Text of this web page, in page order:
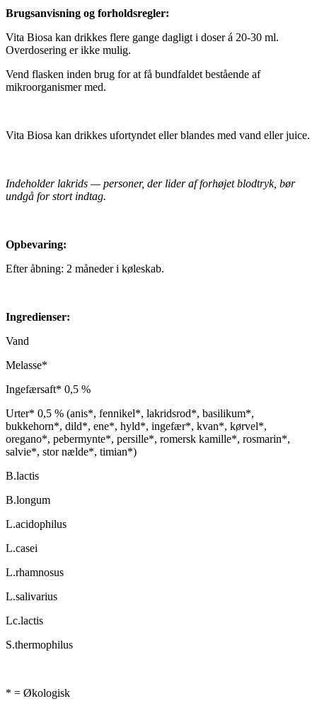
Brugsanvisning og forholdsregler:
Vita Biosa kan drikkes flere gange dagligt i doser á 20-30 ml.
Overdosering er ikke mulig.
Vend flasken inden brug for at få bundfaldet bestående af
mikroorganismer med.
Vita Biosa kan drikkes ufortyndet eller blandes med vand eller juice.
Indeholder lakrids — personer, der lider af forhøjet blodtryk, bør
undgå for stort indtag.
Opbevaring:
Efter åbning: 2 måneder i køleskab.
Ingredienser:
Vand
Melasse*
Ingefærsaft* 0,5 %
Urter* 0,5 % (anis*, fennikel*, lakridsrod*, basilikum*,
bukkehorn*, dild*, ene*, hyld*, ingefær*, kvan*, kørvel*,
oregano*, pebermynte*, persille*, romersk kamille*, rosmarin*,
salvie*, stor nælde*, timian*)
B.lactis
B.longum
L.acidophilus
L.casei
L.rhamnosus
L.salivarius
Lc.lactis
S.thermophilus
* = Økologisk